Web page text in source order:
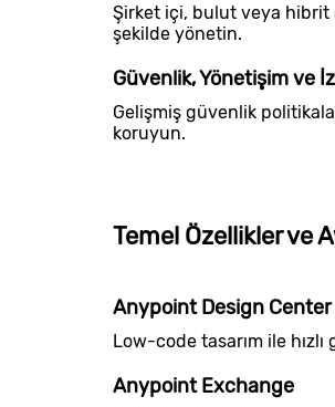
Şirket içi, bulut veya hibrit
şekilde yönetin.
Güvenlik, Yönetişim ve
Gelişmiş güvenlik
koruyun.
Temel Özellikler ve
Anypoint Design Center
Low-code tasarım ile
Anypoint Exchange